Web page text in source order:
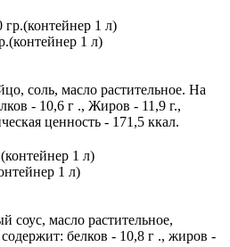
1 л)
соль, масло растительное. На
- 10,6 г ., Жиров - 11,9 г.,
ценность - 171,5 ккал.
1 л)
соус, масло растительное,
белков - 10,8 г ., жиров -